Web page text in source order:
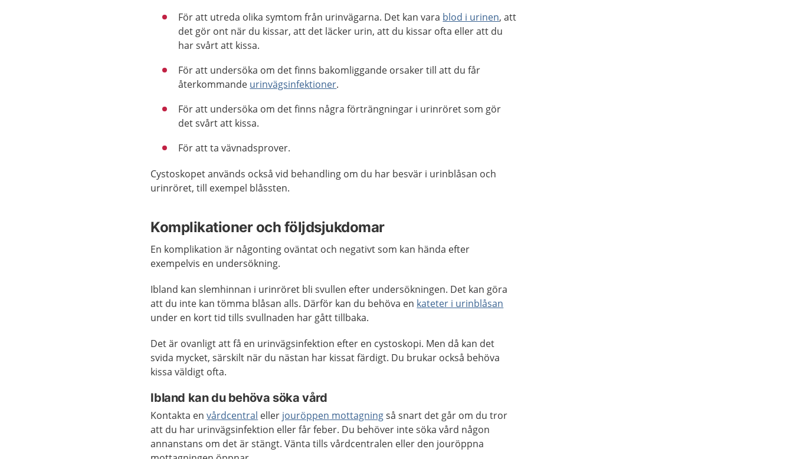
För att utreda olika symtom från urinvägarna. Det kan vara blod i urinen, att
det gör ont när du kissar, att det läcker urin, att du kissar ofta eller att du
har svårt att kissa.
För att undersöka om det finns bakomliggande orsaker till att du får
återkommande urinvägsinfektioner.
För att undersöka om det finns några förträngningar i urinröret som gör
det svårt att kissa.
För att ta vävnadsprover.
Cystoskopet används också vid behandling om du har besvär i urinblåsan och
urinröret, till exempel blåssten.
Komplikationer och följdsjukdomar
En komplikation är någonting oväntat och negativt som kan hända efter
exempelvis en undersökning.
Ibland kan slemhinnan i urinröret bli svullen efter undersökningen. Det kan göra
att du inte kan tömma blåsan alls. Därför kan du behöva en kateter i urinblåsan
under en kort tid tills svullnaden har gått tillbaka.
Det är ovanligt att få en urinvägsinfektion efter en cystoskopi. Men då kan det
svida mycket, särskilt när du nästan har kissat färdigt. Du brukar också behöva
kissa väldigt ofta.
Ibland kan du behöva söka vård
Kontakta envårdcentral eller jouröppen mottagningså snart det går om du tror
att du har urinvägsinfektion eller får feber. Du behöver inte söka vård någon
annanstans om det är stängt. Vänta tills vårdcentralen eller den jouröppna